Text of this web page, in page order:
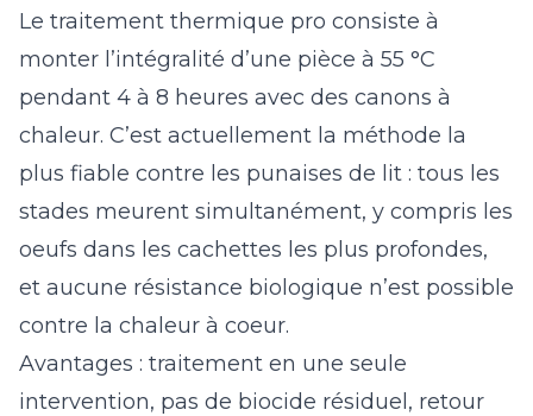
Le traitement thermique pro consiste à
monter l’intégralité d’une pièce à 55 °C
pendant 4 à 8 heures avec des canons à
chaleur. C’est actuellement la méthode la
plus fiable contre les punaises de lit : tous les
stades meurent simultanément, y compris les
oeufs dans les cachettes les plus profondes,
et aucune résistance biologique n’est possible
contre la chaleur à coeur.
Avantages : traitement en une seule
intervention, pas de biocide résiduel, retour